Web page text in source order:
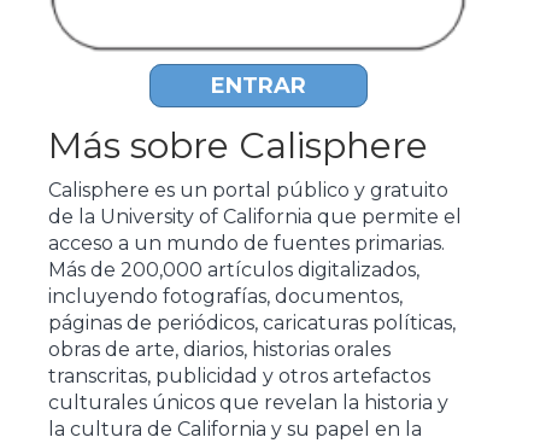
ENTRAR
Más sobre Calisphere
Calisphere es un portal público y gratuito
de la University of California que permite el
acceso a un mundo de fuentes primarias.
Más de 200,000 artículos digitalizados,
incluyendo fotografías, documentos,
páginas de periódicos, caricaturas políticas,
obras de arte, diarios, historias orales
transcritas, publicidad y otros artefactos
culturales únicos que revelan la historia y
la cultura de California y su papel en la